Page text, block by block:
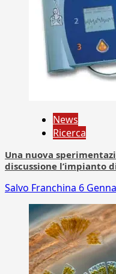
News
Ricerca
Una nuova
discussione l’impianto
Salvo Franchina 6